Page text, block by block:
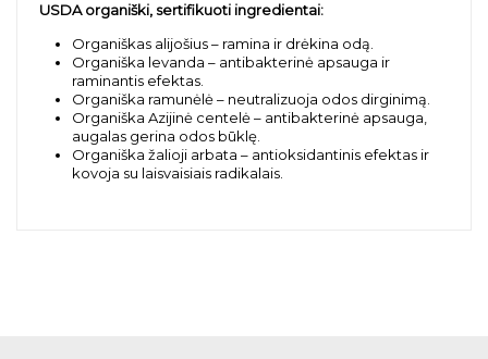
USDA organiški, sertifikuoti ingredientai:
Organiškas alijošius – ramina ir drėkina odą.
Organiška levanda – antibakterinė apsauga ir
raminantis efektas.
Organiška ramunėlė – neutralizuoja odos dirginimą.
Organiška Azijinė centelė – antibakterinė apsauga,
augalas gerina odos būklę.
Organiška žalioji arbata – antioksidantinis efektas ir
kovoja su laisvaisiais radikalais.